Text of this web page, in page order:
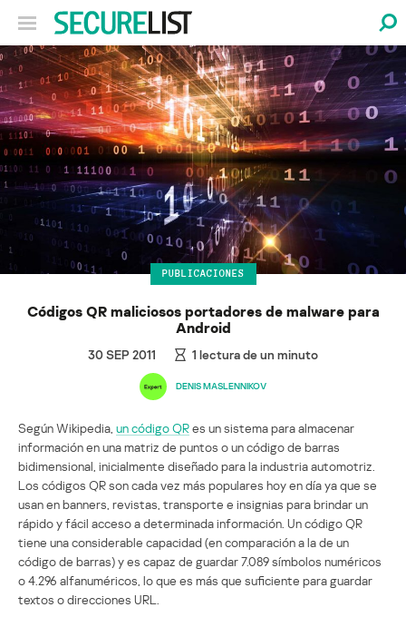
PUBLICACIONES
Códigos QR maliciosos portadores de malware para
Android
30 SEP 2011 1 lectura de un minuto
DENIS MASLENNIKOV
Según Wikipedia, un código QRes un sistema para almacenar
información en una matriz de puntos o un código de barras
bidimensional, inicialmente diseñado para la industria automotriz.
Los códigos QR son cada vez más populares hoy en día ya que se
usan en banners, revistas, transporte e insignias para brindar un
rápido y fácil acceso a determinada información. Un código QR
tiene una considerable capacidad (en comparación a la de un
código de barras) y es capaz de guardar 7.089 símbolos numéricos
o 4.296 alfanuméricos, lo que es más que suficiente para guardar
textos o direcciones URL.